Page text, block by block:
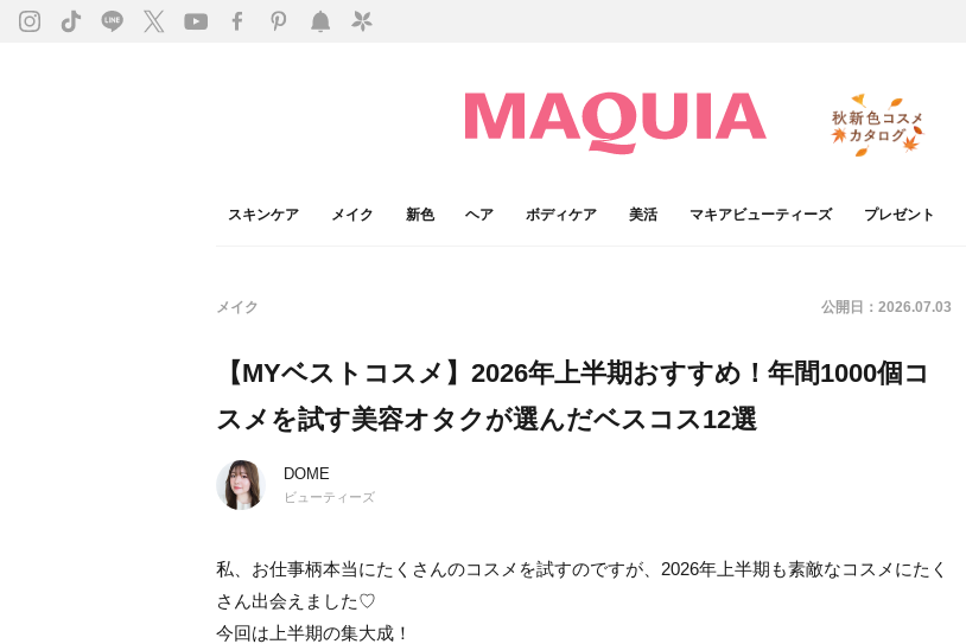
スキンケア メイク 新色 ヘア ボディケア 美活 マキアビューティーズ プレゼント
メイク 公開日： 2026.07.03
【MYベストコスメ】2026年上半期おすすめ！年間1000個コ
スメを試す美容オタクが選んだベスコス12選
DOME
ビューティーズ
私、お仕事柄本当にたくさんのコスメを試すのですが、2026年上半期も素敵なコスメにたく
さん出会えました♡
今回は上半期の集大成！